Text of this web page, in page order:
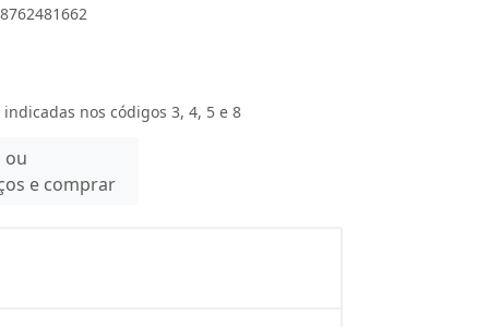
nos códigos 3, 4, 5 e 8
ou
e comprar